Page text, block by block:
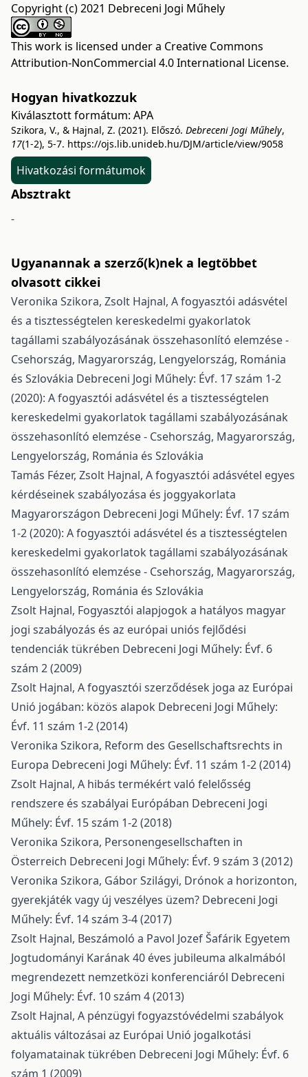
Copyright (c) 2021 Debreceni Jogi Műhely
This work is licensed under a Creative Commons
Attribution-NonCommercial 4.0 International License.
Hogyan hivatkozzuk
Kiválasztott formátum: APA
Szikora, V., & Hajnal, Z. (2021). Előszó. Debreceni Jogi Műhely,
17(1-2), 5-7. https://ojs.lib.unideb.hu/DJM/article/view/9058
Hivatkozási formátumok
Absztrakt
-
Ugyanannak a szerző(k)nek a legtöbbet
olvasott cikkei
Veronika Szikora, Zsolt Hajnal, A fogyasztói adásvétel
és a tisztességtelen kereskedelmi gyakorlatok
tagállami szabályozásának összehasonlító elemzése -
Csehország, Magyarország, Lengyelország, Románia
és Szlovákia Debreceni Jogi Műhely: Évf. 17 szám 1-2
(2020): A fogyasztói adásvétel és a tisztességtelen
kereskedelmi gyakorlatok tagállami szabályozásának
összehasonlító elemzése - Csehország, Magyarország,
Lengyelország, Románia és Szlovákia
Tamás Fézer, Zsolt Hajnal, A fogyasztói adásvétel egyes
kérdéseinek szabályozása és joggyakorlata
Magyarországon Debreceni Jogi Műhely: Évf. 17 szám
1-2 (2020): A fogyasztói adásvétel és a tisztességtelen
kereskedelmi gyakorlatok tagállami szabályozásának
összehasonlító elemzése - Csehország, Magyarország,
Lengyelország, Románia és Szlovákia
Zsolt Hajnal, Fogyasztói alapjogok a hatályos magyar
jogi szabályozás és az európai uniós fejlődési
tendenciák tükrében Debreceni Jogi Műhely: Évf. 6
szám 2 (2009)
Zsolt Hajnal, A fogyasztói szerződések joga az Európai
Unió jogában: közös alapok Debreceni Jogi Műhely:
Évf. 11 szám 1-2 (2014)
Veronika Szikora, Reform des Gesellschaftsrechts in
Europa Debreceni Jogi Műhely: Évf. 11 szám 1-2 (2014)
Zsolt Hajnal, A hibás termékért való felelősség
rendszere és szabályai Európában Debreceni Jogi
Műhely: Évf. 15 szám 1-2 (2018)
Veronika Szikora, Personengesellschaften in
Österreich Debreceni Jogi Műhely: Évf. 9 szám 3 (2012)
Veronika Szikora, Gábor Szilágyi, Drónok a horizonton,
gyerekjáték vagy új veszélyes üzem? Debreceni Jogi
Műhely: Évf. 14 szám 3-4 (2017)
Zsolt Hajnal, Beszámoló a Pavol Jozef Šafárik Egyetem
Jogtudományi Karának 40 éves jubileuma alkalmából
megrendezett nemzetközi konferenciáról Debreceni
Jogi Műhely: Évf. 10 szám 4 (2013)
Zsolt Hajnal, A pénzügyi fogyazstóvédelmi szabályok
aktuális változásai az Európai Unió jogalkotási
folyamatainak tükrében Debreceni Jogi Műhely: Évf. 6
szám 1 (2009)